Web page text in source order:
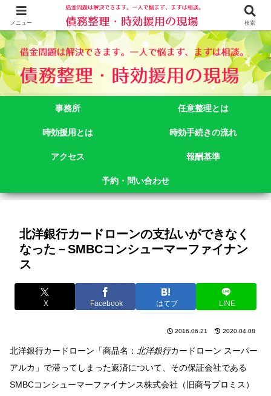
借金問題でお悩みなら司法書士法人御苑総合事務所にご相談下さい。 東京都
新宿区新宿二丁目５番１号アルテビル新宿４階 TEL:03-3356-3750
事務所 任意整理とは
時効援用とは 時効手続きの流れ
アクセス 報酬基準
予約・問い合わせ
北洋銀行カードローンの支払いができなく
なった－SMBCコンシューマーファイナン
ス
X Facebook はてブ LINE
2016.06.21 2020.04.08
北洋銀行カードローン「商品名： 北洋銀行カードローン スーパー
アルカ」で滞ってしまった返済について、その保証会社である
SMBCコンシューマーファイナンス株式会社（旧商号プロミス）
メニュー 検索